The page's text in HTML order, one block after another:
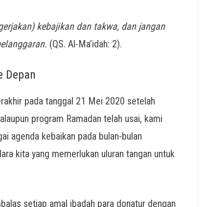
kebajikan dan takwa, dan jangan
(QS. Al-Ma’idah: 2).
Depan
pada tanggal 21 Mei 2020 setelah
program Ramadan telah usai, kami
agenda kebaikan pada bulan-bulan
kita yang memerlukan uluran tangan untuk